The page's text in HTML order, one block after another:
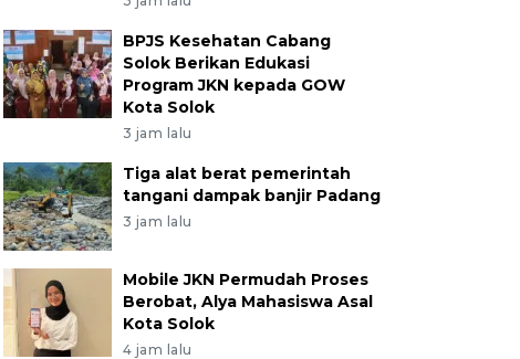
BPJS Kesehatan Cabang
Solok Berikan Edukasi
Program JKN kepada GOW
Kota Solok
3 jam lalu
Tiga alat berat pemerintah
tangani dampak banjir Padang
3 jam lalu
Mobile JKN Permudah Proses
Berobat, Alya Mahasiswa Asal
Kota Solok
4 jam lalu